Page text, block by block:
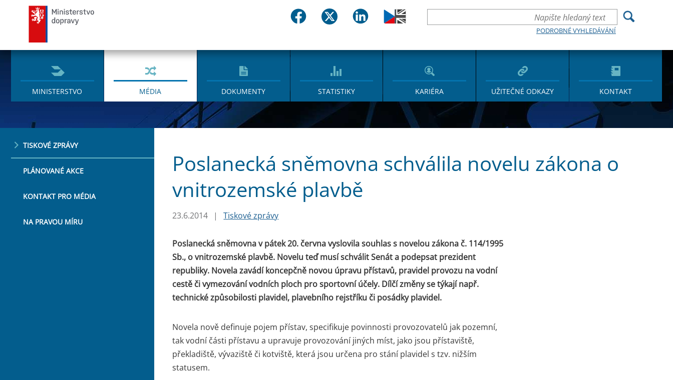
PODROBNÉ VYHLEDÁVÁNÍ
MINISTERSTVO MÉDIA DOKUMENTY STATISTIKY KARIÉRA UŽITEČNÉ ODKAZY KONTAKT
TISKOVÉ ZPRÁVY
PLÁNOVANÉ AKCE
KONTAKT PRO MÉDIA
NA PRAVOU MÍRU
Poslanecká sněmovna schválila novelu zákona o
vnitrozemské plavbě
23.6.2014 | Tiskové zprávy
Poslanecká sněmovna v pátek 20. června vyslovila souhlas s novelou zákona č. 114/1995
Sb., o vnitrozemské plavbě. Novelu teď musí schválit Senát a podepsat prezident
republiky. Novela zavádí koncepčně novou úpravu přístavů, pravidel provozu na vodní
cestě či vymezování vodních ploch pro sportovní účely. Dílčí změny se týkají např.
technické způsobilosti plavidel, plavebního rejstříku či posádky plavidel.
Novela nově definuje pojem přístav, specifikuje povinnosti provozovatelů jak pozemní,
tak vodní části přístavu a upravuje provozování jiných míst, jako jsou přístaviště,
překladiště, vývaziště či kotviště, která jsou určena pro stání plavidel s tzv. nižším
statusem.